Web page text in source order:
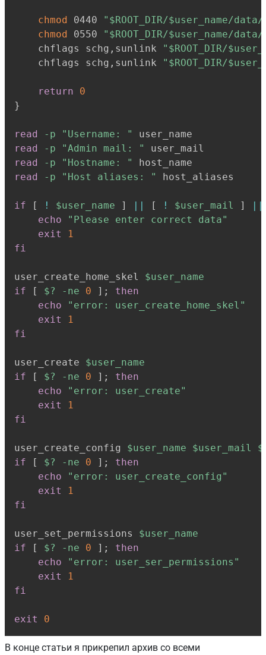
chmod 0440 " $ROOT_DIR/$user_name/
chmod 0550 " $ROOT_DIR/$user_name/data/
    chflags schg,sunlink
" $ROOT_DIR/
    chflags schg,sunlink
" $ROOT_DIR/
return
0
}
read -p "Username: "
read
-p "Admin mail: "
read
-p "Hostname: "
read
-p "Host aliases: " host_aliases
if [ ! $user_name ] || [ ! $user_mail ]
||
echo
"Please enter correct data"
exit
1
fi
user_create_home_skel $user_name
if
[ $? -ne 0 ] ;
then
echo
"error: user_create_home_skel"
exit
1
fi
user_create $user_name
if
[ $? -ne 0 ] ;
then
echo
"error: user_create"
exit
1
fi
user_create_config $user_name $user_mail
if
[ $? -ne 0 ] ;
then
echo
"error: user_create_config"
exit
1
fi
user_set_permissions $user_name
if
[ $? -ne 0 ] ;
then
echo
"error: user_ser_permissions"
exit
1
fi
exit 0
В конце статьи я прикрепил архив со всеми